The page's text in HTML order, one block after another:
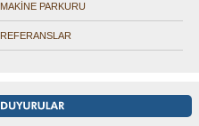
MAKİNE PARKURU
REFERANSLAR